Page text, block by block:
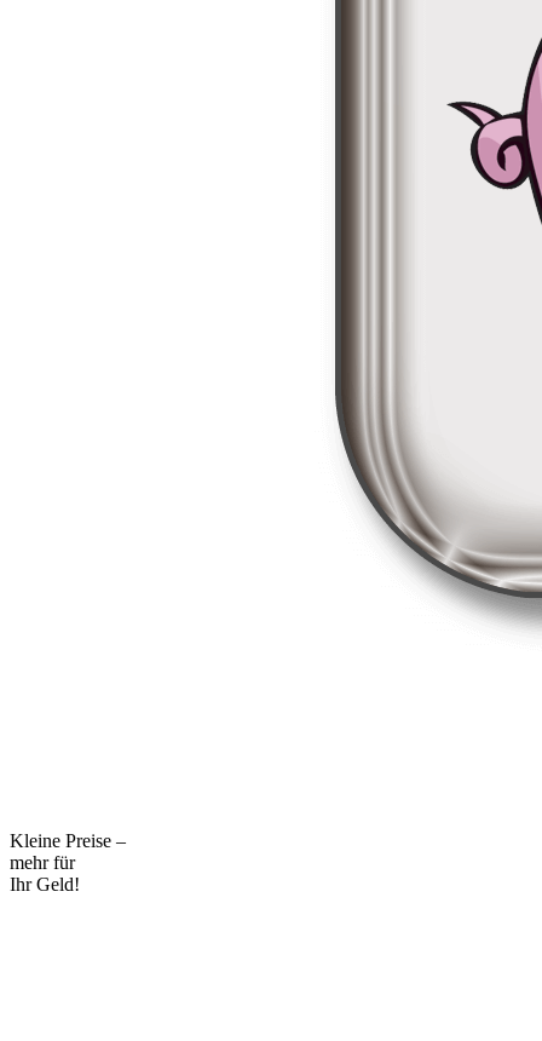
Kleine Preise –
mehr für
Ihr Geld!